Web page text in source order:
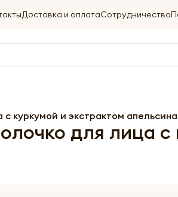
Доставка и оплатаСотрудничество
куркумой и экстрактом
для лица с